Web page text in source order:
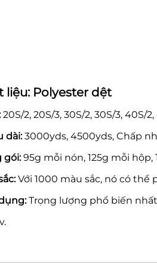
liệu: Polyester dệt
20S/2, 20S/3, 30S/2, 30S/3, 40S/
dài:3000yds, 4500yds, Chấp
gói:95g mỗi nón, 125g mỗi
Với 1000 màu sắc, nó có thể
Trọng lượng phổ biến